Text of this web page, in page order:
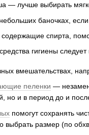
— лучше выбирать
баночках,
спирта,
вмешательствах,
пеленки —
но и в период до и
помогут сохранять
выбрать размер (по